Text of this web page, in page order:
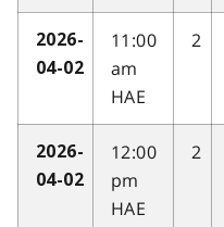
2026-
04-02
11:00
am
HAE
2
2026-
04-02
12:00
pm
HAE
2